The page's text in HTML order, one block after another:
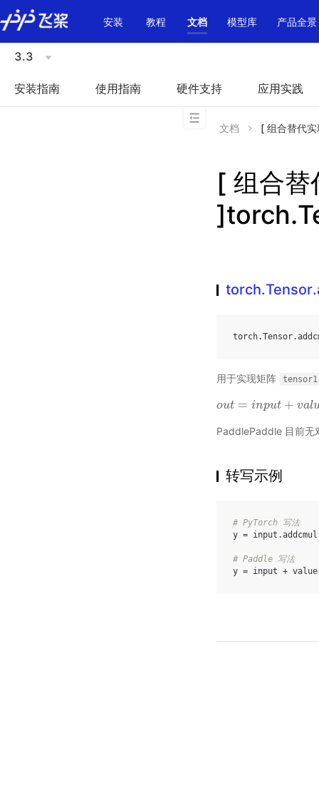
\u200E
安装
教程 文档 模型库 产品全景
3.3
安装指南 使用指南 硬件支持 应用实践
文档 [ 组合替代
[ 组合替
torch.Tensor.
用于实现矩阵 tensor1
out = input + val
out= input+val ue∗ten
PaddlePaddle 目前无
转写示例
# PyTorch 写法
y = input .addcmul
# Paddle 写法
y = input + value